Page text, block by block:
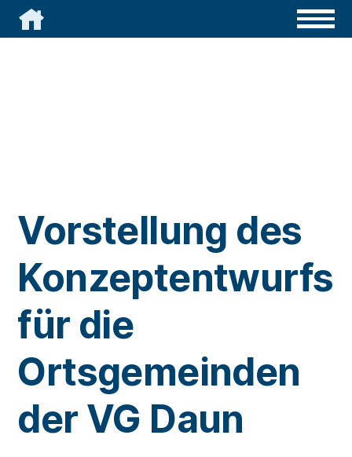

Vorstellung des
Konzeptentwurfs
für die
Ortsgemeinden
der VG Daun